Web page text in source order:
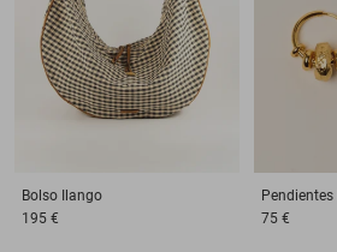
Bolso Ilango
195 €
Pendientes
75 €